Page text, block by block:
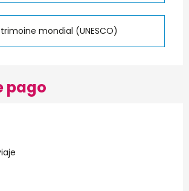
mondial (UNESCO)
pago